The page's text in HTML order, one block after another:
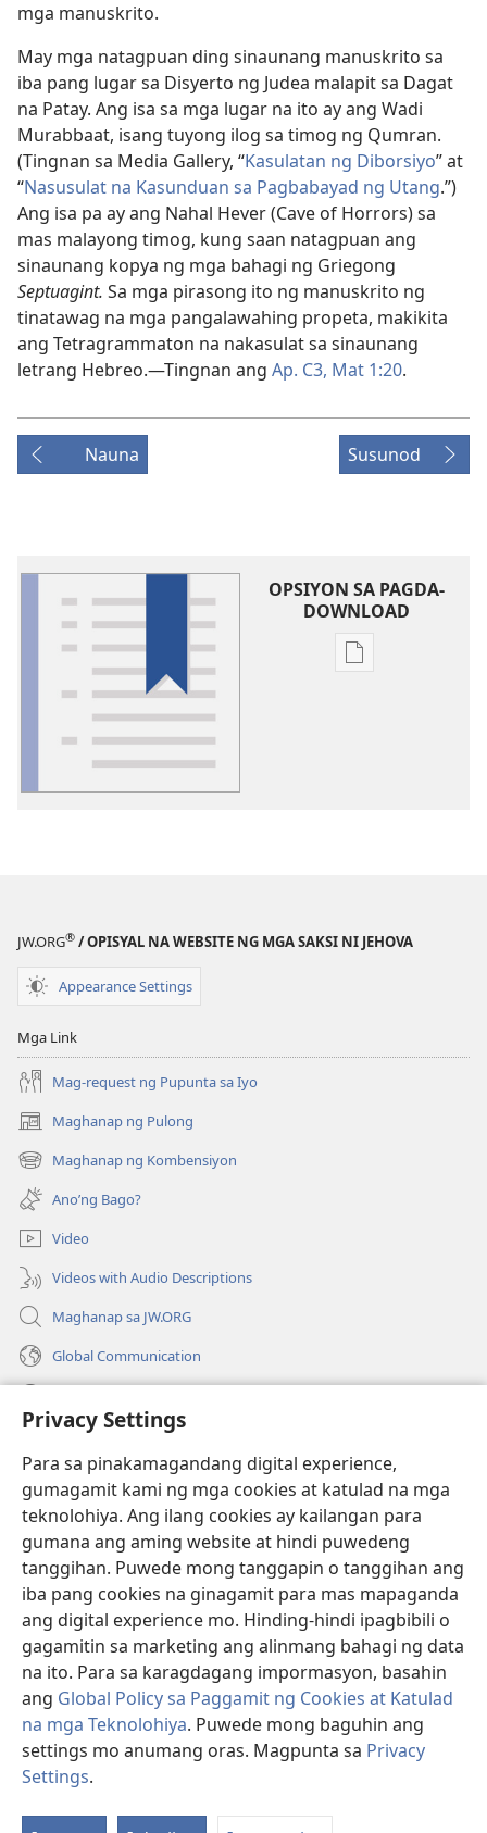
Privacy Settings
Para sa pinakamagandang digital experience,
gumagamit kami ng mga cookies at katulad na mga
teknolohiya. Ang ilang cookies ay kailangan para
gumana ang aming website at hindi puwedeng
tanggihan. Puwede mong tanggapin o tanggihan ang
iba pang cookies na ginagamit para mas mapaganda
ang digital experience mo. Hinding-hindi ipagbibili o
gagamitin sa marketing ang alinmang bahagi ng data
na ito. Para sa karagdagang impormasyon, basahin
ang Global Policy sa Paggamit ng Cookies at Katulad
na mga Teknolohiya. Puwede mong baguhin ang
settings mo anumang oras. Magpunta sa Privacy
Settings.
mga manuskrito.
May mga natagpuan ding sinaunang manuskrito sa
iba pang lugar sa Disyerto ng Judea malapit sa Dagat
na Patay. Ang isa sa mga lugar na ito ay ang Wadi
Murabbaat, isang tuyong ilog sa timog ng Qumran.
(Tingnan sa Media Gallery, “Kasulatan ng Diborsiyo” at
“Nasusulat na Kasunduan sa Pagbabayad ng Utang.”)
Ang isa pa ay ang Nahal Hever (Cave of Horrors) sa
mas malayong timog, kung saan natagpuan ang
sinaunang kopya ng mga bahagi ng Griegong
Septuagint. Sa mga pirasong ito ng manuskrito ng
tinatawag na mga pangalawahing propeta, makikita
ang Tetragrammaton na nakasulat sa sinaunang
letrang Hebreo.—Tingnan ang Ap. C3, Mat 1:20.
Nauna Susunod
OPSIYON SA PAGDA-
DOWNLOAD
Opsiyon
JW.ORG® / OPISYAL NA WEBSITE NG MGA SAKSI NI JEHOVA
Appearance Settings
Mga Link
Mag-request ng Pupunta sa Iyo
Maghanap ng Pulong
(may
bubukas
na
bagong
window)
Maghanap ng Kombensiyon
(may
bubukas
na
bagong
window)
Ano’ng Bago?
Video
Videos with Audio Descriptions
Maghanap sa JW.ORG
Global Communication
(may
na
bagong
window)
Watchtower ONLINE LIBRARY™
(may
bubukas
na
bagong
window)
JW Hub ®
(may
bubukas
bagong
window)
JW Library ®
Watchtower Library®
Copyright
KASUNDUAN SA PAGGAMIT